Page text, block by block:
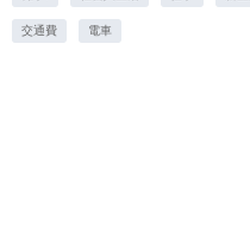
交通費 電車